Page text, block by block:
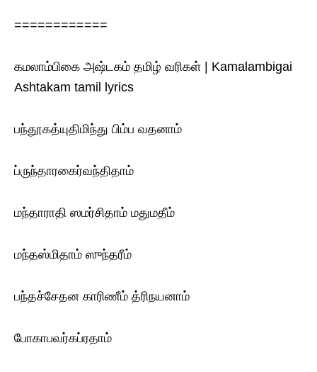
============
கமலாம்பிகை அஷ்டகம் தமிழ் வரிகள் | Kamalambigai
Ashtakam tamil lyrics
பந்தூகத்யுதிமிந்து பிம்ப வதனாம்
ப்ருந்தாரகைர்வந்திதாம்
மந்தாராதி ஸமர்சிதாம் மதுமதீம்
மந்தஸ்மிதாம் ஸுந்தரீம்
பந்தச்சேதன காரிணீம் த்ரிநயனாம்
போகாபவர்கப்ரதாம்